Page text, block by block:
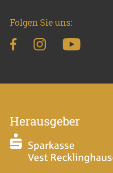
Folgen Sie uns:
Herausgeber